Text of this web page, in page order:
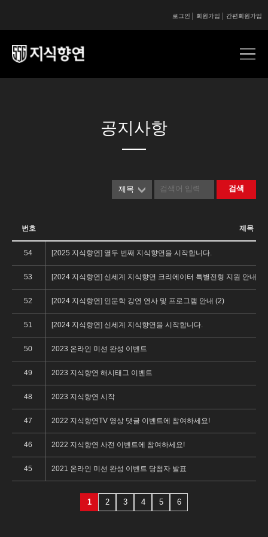
간편회원가입
회원가입
로그인
공지사항
제목 검색
번호 제목
54 [2025 지식향연] 열두 번째 지식향연을 시작합니다.
53 [2024 지식향연] 신세계 지식향연 크리에이터 특별전형 지원 안내 (1)
52 [2024 지식향연] 인문학 강연 연사 및 프로그램 안내 (2)
51 [2024 지식향연] 신세계 지식향연을 시작합니다.
50 2023 온라인 미션 완성 이벤트
49 2023 지식향연 해시태그 이벤트
48 2023 지식향연 시작
47 2022 지식향연TV 영상 댓글 이벤트에 참여하세요!
46 2022 지식향연 사전 이벤트에 참여하세요!
45 2021 온라인 미션 완성 이벤트 당첨자 발표
1 2 3 4 5 6